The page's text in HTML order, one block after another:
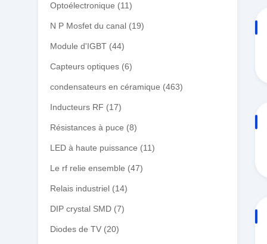
Optoélectronique (11)
N P Mosfet du canal (19)
Module d'IGBT (44)
Capteurs optiques (6)
condensateurs en céramique (463)
Inducteurs RF (17)
Résistances à puce (8)
LED à haute puissance (11)
Le rf relie ensemble (47)
Relais industriel (14)
DIP crystal SMD (7)
Diodes de TV (20)